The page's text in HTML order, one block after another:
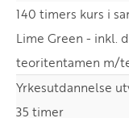
140 timers kurs i
Lime Green - inkl.
teoritentamen m/
Yrkesutdannelse
35 timer